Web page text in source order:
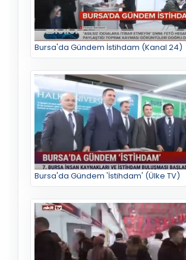
Bursa'da Gündem İstihdam (Kanal 24)
Bursa'da Gündem 'İstihdam' (Ülke TV)